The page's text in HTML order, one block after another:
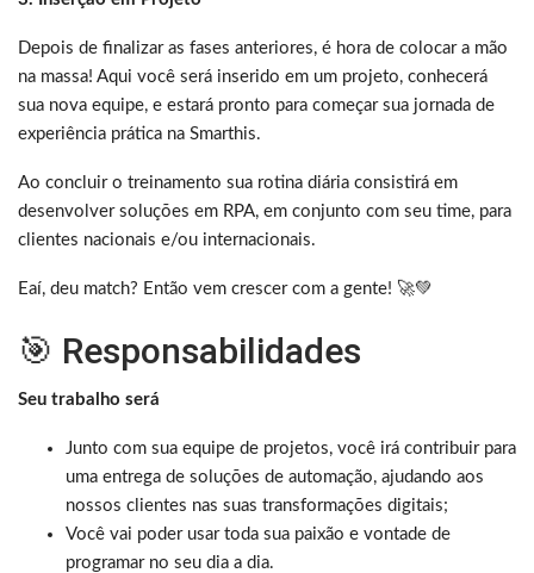
Depois de finalizar as fases anteriores, é hora de colocar a mão
na massa! Aqui você será inserido em um projeto, conhecerá
sua nova equipe, e estará pronto para começar sua jornada de
experiência prática na Smarthis.
Ao concluir o treinamento sua rotina diária consistirá em
desenvolver soluções em RPA, em conjunto com seu time, para
clientes nacionais e/ou internacionais.
Eaí, deu match? Então vem crescer com a gente! 🚀💚
🎯 Responsabilidades
Seu trabalho será
Junto com sua equipe de projetos, você irá contribuir para
uma entrega de soluções de automação, ajudando aos
nossos clientes nas suas transformações digitais;
Você vai poder usar toda sua paixão e vontade de
programar no seu dia a dia.